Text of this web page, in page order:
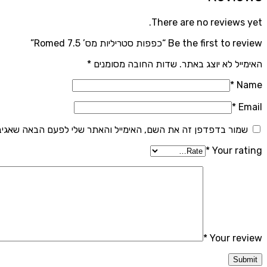
There are no reviews yet.
Be the first to review “כפפות סטריליות מס’ 7.5 Romed”
האימייל לא יוצג באתר. שדות החובה מסומנים *
Name
*
Email
*
שמור בדפדפן זה את השם, האימייל והאתר שלי לפעם הבאה
Your rating
*
Your review
*